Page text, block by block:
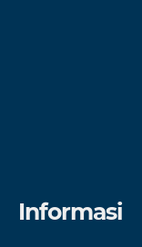
Informasi